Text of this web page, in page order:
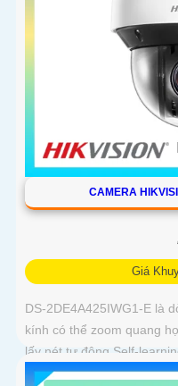
CAMERA
Giá
DS-2DE4A425IWG1-E là
kính có thể zoom quang
lấy nét tự động Self-
chính xác tích hợp